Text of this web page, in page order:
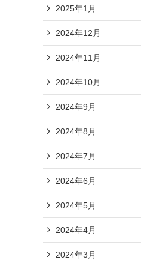
2025年1月
2024年12月
2024年11月
2024年10月
2024年9月
2024年8月
2024年7月
2024年6月
2024年5月
2024年4月
2024年3月